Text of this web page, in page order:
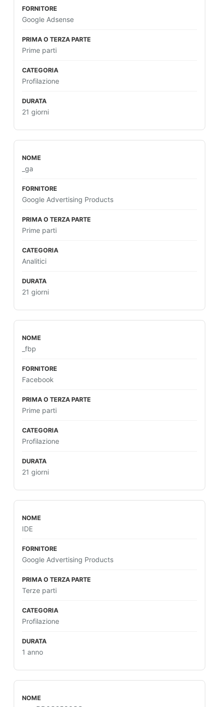
Google Adsense
Prime parti
Profilazione
21 giorni
_ga
Google Advertising Products
Prime parti
Analitici
21 giorni
_fbp
Facebook
Prime parti
Profilazione
21 giorni
IDE
Google Advertising Products
Terze parti
Profilazione
1 anno